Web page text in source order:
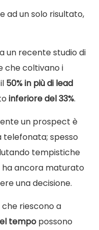
ad un solo risultato,
un recente studio di
che coltivano i
50% in più di lead
inferiore del 33%.
un prospect è
spesso
tempistiche
ancora maturato
una decisione.
riescono a
tempo possono